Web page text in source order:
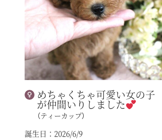
めちゃくちゃ可愛い女の子
が仲間いりしました
（ティーカップ）
誕生日：2026/6/9